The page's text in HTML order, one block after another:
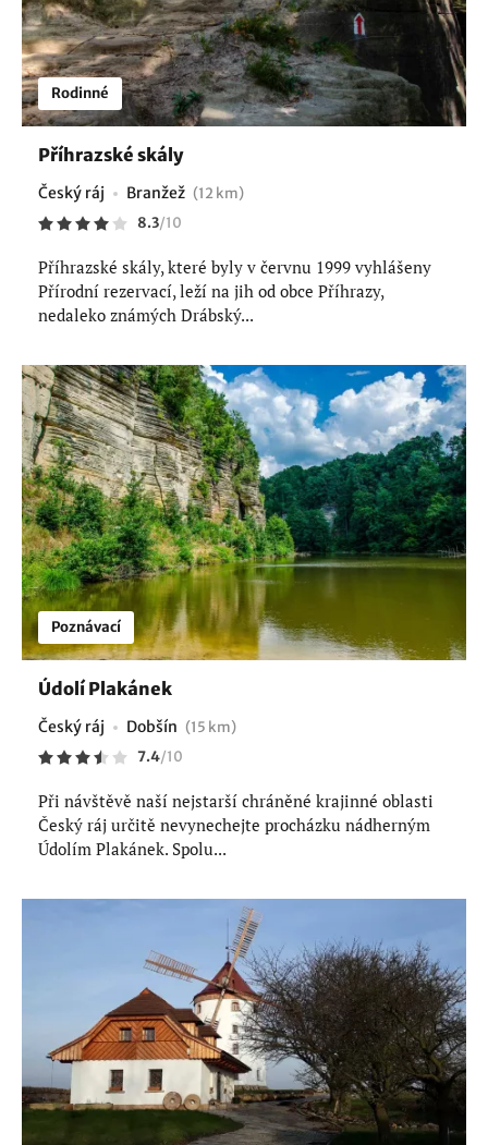
Rodinné
Příhrazské skály
Český ráj Branžež (12 km)
8.3/10
Příhrazské skály, které byly v červnu 1999 vyhlášeny
Přírodní rezervací, leží na jih od obce Příhrazy,
nedaleko známých Drábský...
Poznávací
Údolí Plakánek
Český ráj Dobšín (15 km)
7.4/10
Při návštěvě naší nejstarší chráněné krajinné oblasti
Český ráj určitě nevynechejte procházku nádherným
Údolím Plakánek. Spolu...